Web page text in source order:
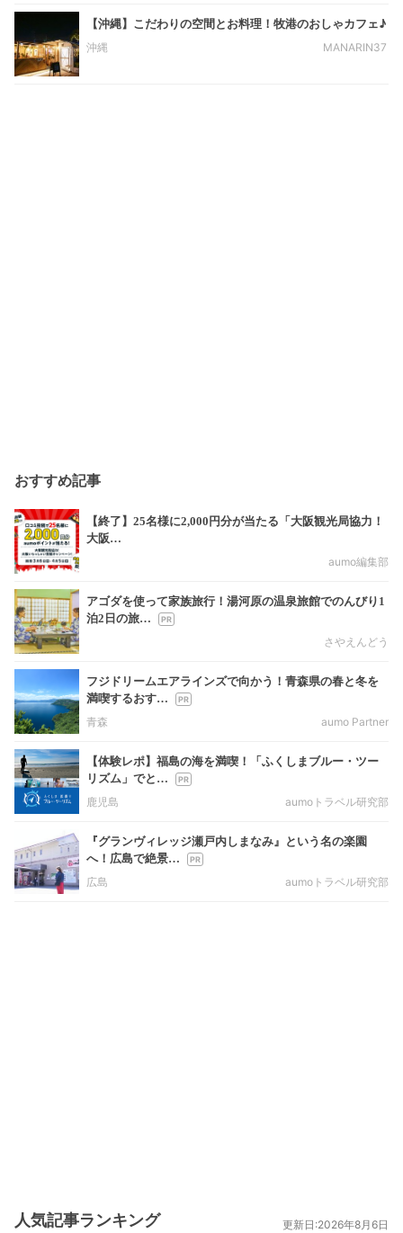
【沖縄】こだわりの空間とお料理！牧港のおしゃカフェ♪
沖縄 MANARIN37
おすすめ記事
【終了】25名様に2,000円分が当たる「大阪観光局協力！
大阪…
aumo編集部
アゴダを使って家族旅行！湯河原の温泉旅館でのんびり1
泊2日の旅…
さやえんどう
フジドリームエアラインズで向かう！青森県の春と冬を
満喫するおす…
青森
aumo Partner
【体験レポ】福島の海を満喫！「ふくしまブルー・ツー
リズム」でと…
鹿児島
aumoトラベル研究部
『グランヴィレッジ瀬戸内しまなみ』という名の楽園
へ！広島で絶景…
広島
aumoトラベル研究部
人気記事ランキング 更新日:2026年8月6日